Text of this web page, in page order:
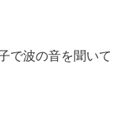
で波の音を聞いて